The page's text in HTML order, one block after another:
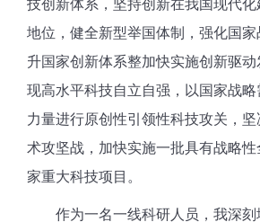
技创新体系，坚持创新在我国现代
地位，健全新型举国体制，强化国
升国家创新体系整加快实施创新驱
现高水平科技自立自强，以国家战
力量进行原创性引领性科技攻关，
术攻坚战，加快实施一批具有战略性
家重大科技项目。
作为一名一线科研人员，我深